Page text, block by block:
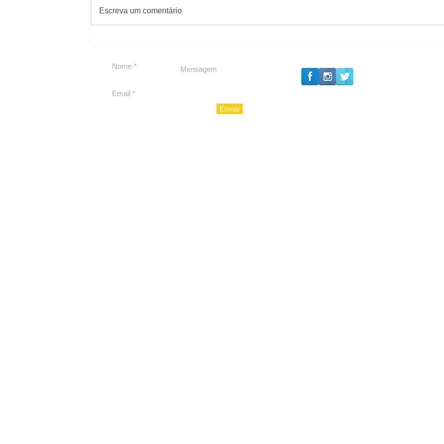
Escreva um comentário
#Sugestões
Enviar